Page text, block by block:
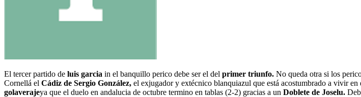
El tercer partido de luis garcia in el banquillo perico debe ser el del primer triunfo. No queda otra si los
Cornellá el Cádiz de Sergio González, el exjugador y extécnico blanquiazul que está acostumbrado a vivir
golaverajeya que el duelo en andalucia de octubre termino en tablas (2-2) gracias a un Doblete de Joselu.